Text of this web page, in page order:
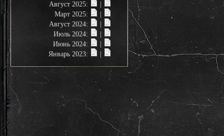
Август 2025:
Март 2025:
Август 2024:
Июль 2024:
Июнь 2024:
Январь 2023: